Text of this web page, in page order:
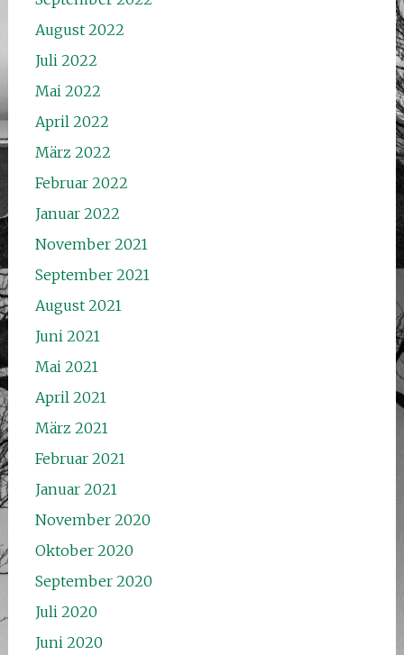
August 2022
Juli 2022
Mai 2022
April 2022
März 2022
Februar 2022
Januar 2022
November 2021
September 2021
August 2021
Juni 2021
Mai 2021
April 2021
März 2021
Februar 2021
Januar 2021
November 2020
Oktober 2020
September 2020
Juli 2020
Juni 2020